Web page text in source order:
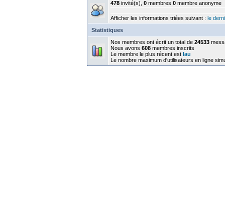
478 invité(s), 0 membres 0 membre anonyme
Afficher les informations triées suivant : le
Statistiques
Nos membres ont écrit un total de 24533
Nous avons 608 membres inscrits
Le membre le plus récent est lau
Le nombre maximum d'utilisateurs en ligne